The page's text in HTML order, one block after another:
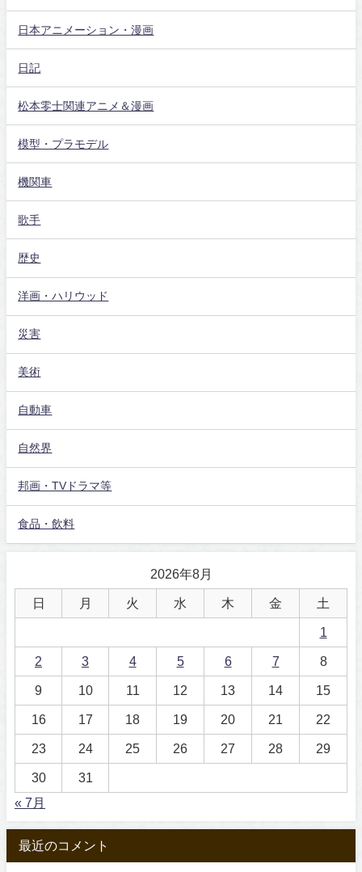
日本アニメーション・漫画
日記
松本零士関連アニメ＆漫画
模型・プラモデル
機関車
歌手
歴史
洋画・ハリウッド
災害
美術
自動車
自然界
邦画・TVドラマ等
食品・飲料
2026年8月
日 月 火 水 木 金 土
1
2 3 4 5 6 7 8
9 10 11 12 13 14 15
16 17 18 19 20 21 22
23 24 25 26 27 28 29
30
31
« 7月
最近のコメント